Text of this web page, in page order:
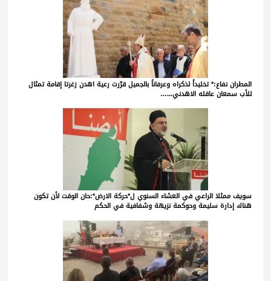
المطران نفاع:* تخليداً لذكراه وعرفاناً بالجميل قرّرت رعية اهدن زغرتا إقامة تمثال
للأب سمعان عاقله الاهدني...…
سويف ممثلا الراعي في العشاء السنوي ل*حركة الارض*:حان الوقت لأن تكون
هناك إدارة سليمة وحوكمة نزيهة وشفافية في الحكم